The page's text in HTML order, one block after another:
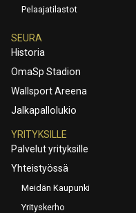
Pelaajatilastot
SEURA
Historia
OmaSp Stadion
Wallsport Areena
Jalkapallolukio
YRITYKSILLE
Palvelut yrityksille
Yhteistyössä
Meidän Kaupunki
Yrityskerho